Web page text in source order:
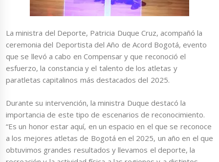
La ministra del Deporte, Patricia Duque Cruz, acompañó la
ceremonia del Deportista del Año de Acord Bogotá, evento
que se llevó a cabo en Compensar y que reconoció el
esfuerzo, la constancia y el talento de los atletas y
paratletas capitalinos más destacados del 2025.
Durante su intervención, la ministra Duque destacó la
importancia de este tipo de escenarios de reconocimiento.
“Es un honor estar aquí, en un espacio en el que se reconoce
a los mejores atletas de Bogotá en el 2025, un año en el que
obtuvimos grandes resultados y llevamos el deporte, la